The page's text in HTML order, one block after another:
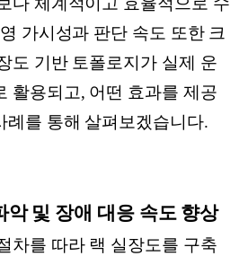
가시성과 판단 속도 또한 크
도 기반 토폴로지가 실제 운
활용되고, 어떤 효과를 제공
례를 통해 살펴보겠습니다.
악 및 장애 대응 속도 향상
차를 따라 랙 실장도를 구축